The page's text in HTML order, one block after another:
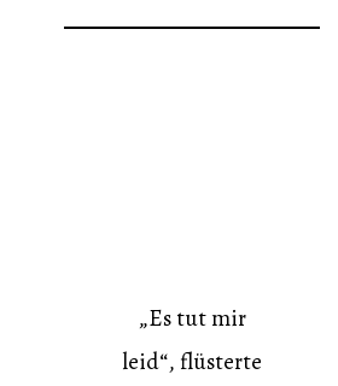
„Es tut mir
leid“, flüsterte